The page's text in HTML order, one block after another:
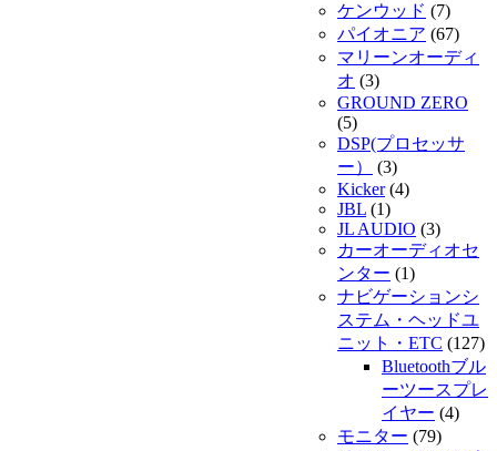
ケンウッド (7)
パイオニア (67)
マリーンオーディ
オ (3)
GROUND ZERO
(5)
DSP(プロセッサ
ー）
(3)
Kicker(4)
JBL (1)
JL AUDIO (3)
カーオーディオセ
ンター (1)
ナビゲーションシ
ステム・ヘッドユ
ニット・ETC (127)
Bluetoothブル
ーツースプレ
イヤー (4)
モニター (79)